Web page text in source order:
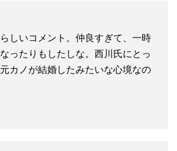
しいコメント。仲良すぎて、一時
ったりもしたしな。西川氏にとっ
カノが結婚したみたいな心境なの